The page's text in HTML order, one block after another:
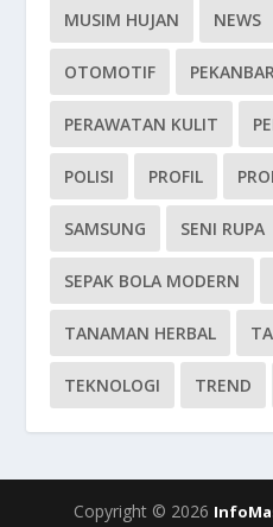
MUSIM HUJAN NEWS
OTOMOTIF
PERAWATAN KULIT
POLISI PROFIL
SAMSUNG SENI RUPA
SEPAK BOLA MODERN
TANAMAN HERBAL
TEKNOLOGI TREND
Copyright © 2026